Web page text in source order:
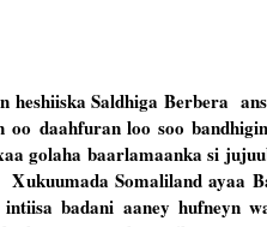
heshiiska Saldhiga Berbera
oo daahfuran loo soo
golaha baarlamaanka si
Somaliland ayaa
badani aaney hufneyn